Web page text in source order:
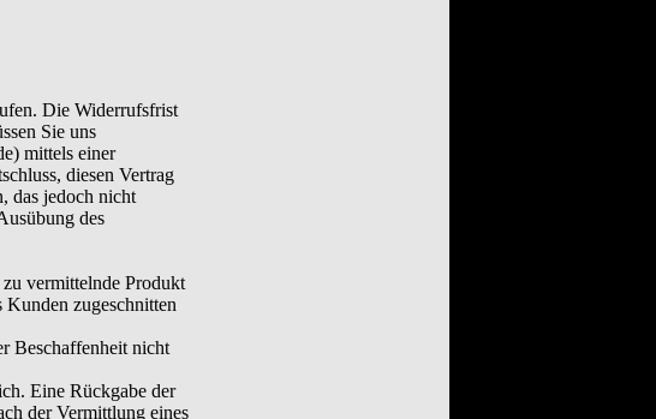
Die Widerrufsfrist
Sie uns
) mittels einer
diesen Vertrag
das jedoch nicht
des
vermittelnde Produkt
zugeschnitten
Beschaffenheit nicht
Eine Rückgabe der
der Vermittlung eines